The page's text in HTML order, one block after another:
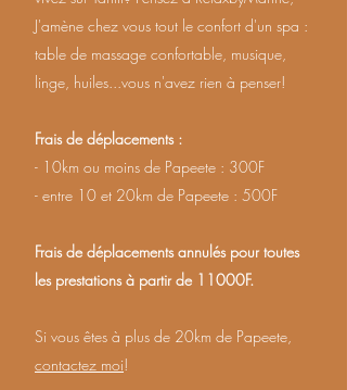
J'amène chez vous tout le confort d'un spa :
table de massage confortable, musique,
linge, huiles...vous n'avez rien à penser!​​
Frais de déplacements :
- 10km ou moins de Papeete : 300F
- entre 10 et 20km de Papeete : 500F
Frais de déplacements annulés pour toutes
les prestations à partir de 11000F.
Si vous êtes à plus de 20km de Papeete,
contactez moi!